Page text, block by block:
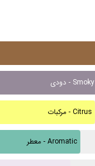
دودی - Smoky
مرکبات - Citrus
معطر - Aromatic